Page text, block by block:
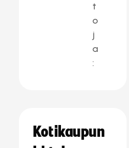
t
o
j
a
:
Kotikaupun